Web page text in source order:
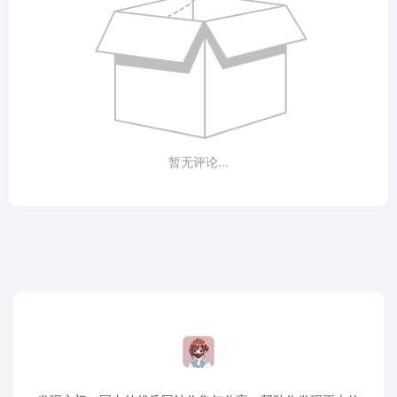
暂无评论...